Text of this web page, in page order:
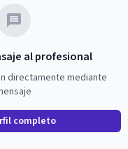
al profesional
directamente mediante
completo